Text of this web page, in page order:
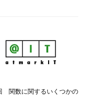
関数に関するいくつかの